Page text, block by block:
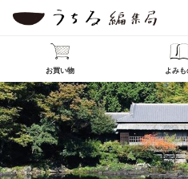
お買い物 よみも